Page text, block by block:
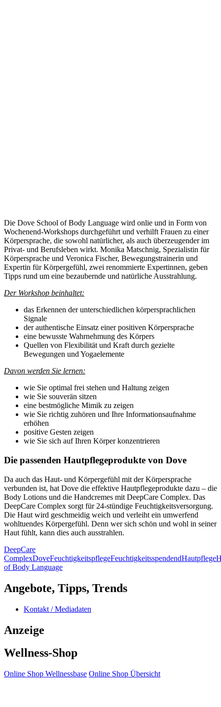
Die Dove School of Body Language wird onlie und in Form von
Wochenend-Workshops durchgeführt und verhilft Frauen zu einer
Körpersprache, die sowohl natürlicher, als auch überzeugender im
Privat- und Berufsleben wirkt. Monika Matschnig, Spezialistin für
Körpersprache und Veronica Fischer, Bewegungstrainerin und
Expertin für Körpergefühl, zwei renommierte Expertinnen, geben
Tipps rund um eine bezaubernde und natürliche Ausstrahlung.
Der Workshop beinhaltet:
das Erkennen der unterschiedlichen körpersprachlichen
Signale
der authentische Einsatz einer positiven Körpersprache
eine bewusste Wahrnehmung des Körpers
Quellen von Flexibilität und Kraft durch gezielte
Bewegungen und Yogaelemente
Davon werden Sie lernen:
wie Sie optimal frei stehen und Haltung zeigen
wie Sie souverän sitzen
eine bestmögliche Mimik zu zeigen
wie Sie richtig zuhören und Ihre Informationsaufnahme
erhöhen
positive Gesten zeigen
wie Sie sich auf Ihren Körper konzentrieren
Die passenden Hautpflegeprodukte von Dove
Da auch das Haut- und Körpergefühl mit der Körpersprache
verbunden ist, hat Dove die effektive Hautpflegeprodukte dazu – die
Body Lotions und die Handcremes mit DeepCare Complex. Das
DeepCare Complex sorgt für 24-stündige Feuchtigkeitsversorgung.
Die Haut wird geschmeidig weich und verleiht ein umwerfend
wohltuendes Körpergefühl. Denn wer sich schön und wohl in seiner
Haut fühlt, kann dies auch ausstrahlen.
DeepCare
ComplexDoveFeuchtigkeitspflegeFeuchtigkeitsspendendHautpflege
of Body Language
Angebote, Tipps, Trends
Kontakt / Mediadaten
Anzeige
Wellness-Shop
Online Shop Wellnessbase Online Shop Übersicht